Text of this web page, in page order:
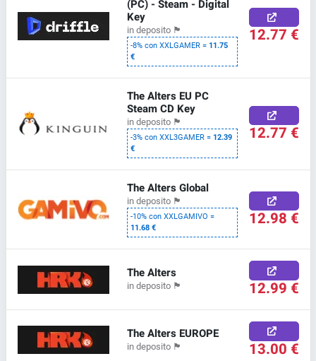
(PC) - Steam - Digital
Key
in deposito 🏴
-8% con XXLGAMER =11.75
€
12.77 €
The Alters EU PC
Steam CD Key
in deposito 🏴
-3% con XXL3GAMER =12.39
€
12.77 €
The Alters Global
in deposito 🏴
-10% con XXLGAMIVO =
11.68 €
12.98 €
The Alters
in deposito 🏴 12.99 €
The Alters EUROPE
in deposito 🏴 13.00 €